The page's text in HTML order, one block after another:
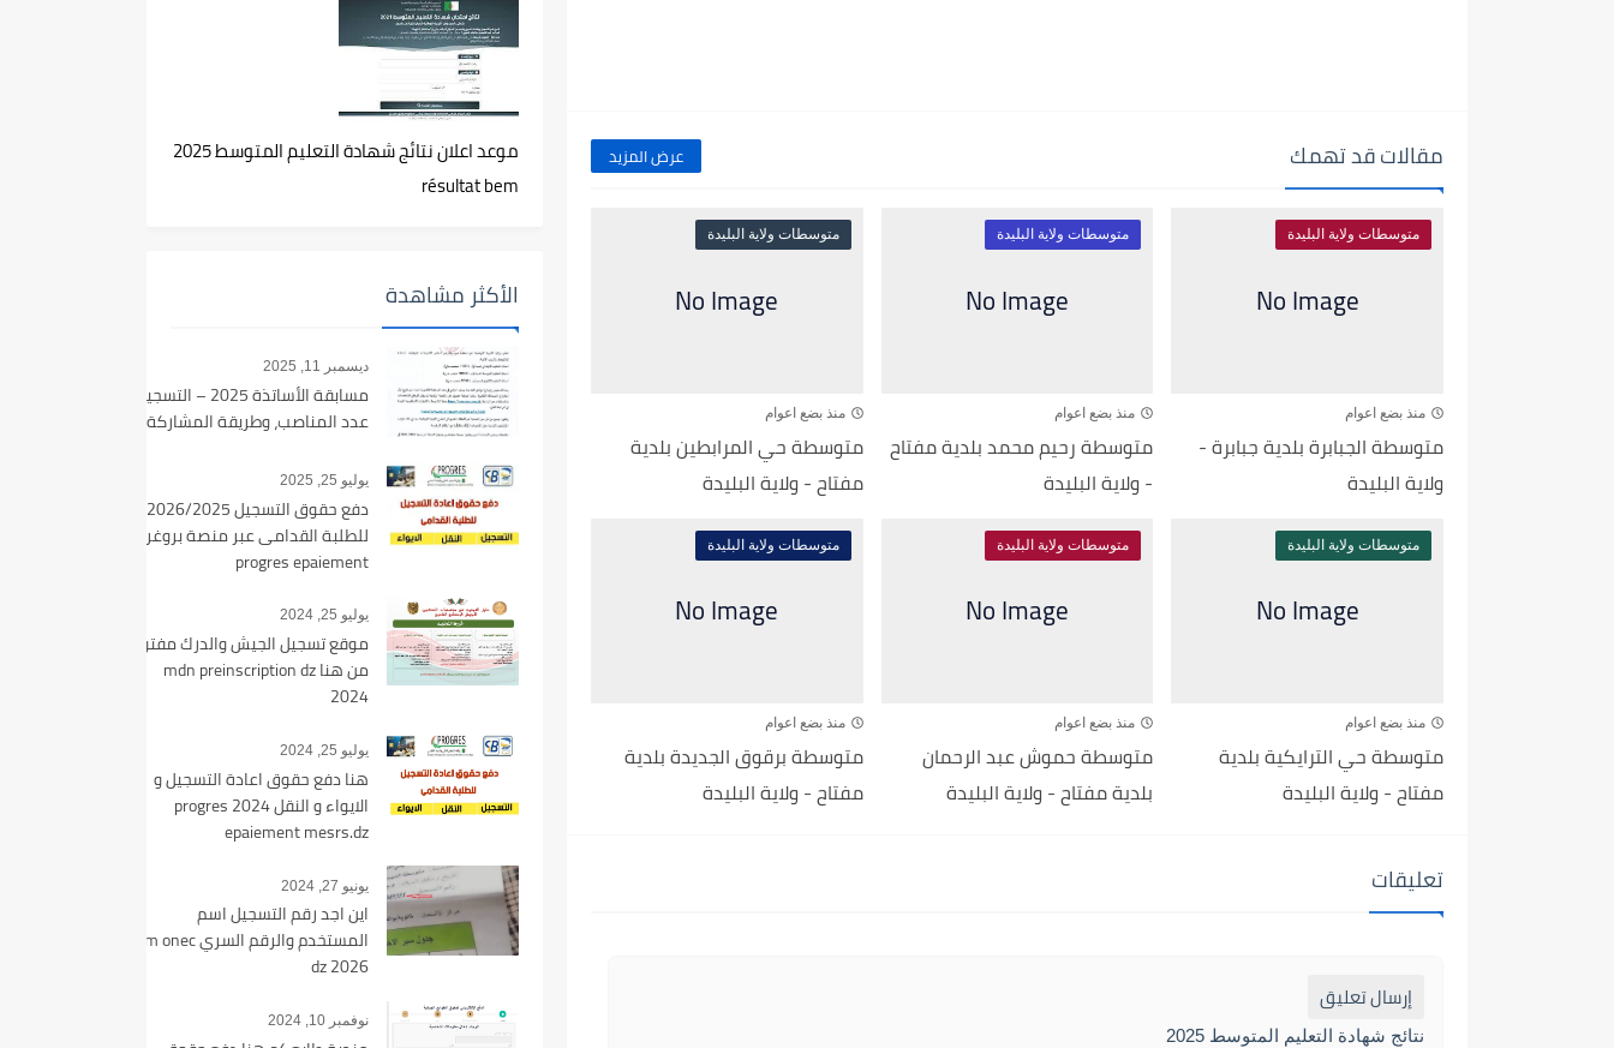
مقالات قد تهمك عرض المزيد
متوسطات ولاية البليدة
منذ بضع اعوام
متوسطة الجبابرة بلدية جبابرة -
ولاية البليدة
متوسطات ولاية البليدة
منذ بضع اعوام
متوسطة رحيم محمد بلدية مفتاح
- ولاية البليدة
متوسطات ولاية البليدة
منذ بضع اعوام
متوسطة حي المرابطين بلدية
مفتاح - ولاية البليدة
متوسطات ولاية البليدة
منذ بضع اعوام
متوسطة حي الترايكية بلدية
مفتاح - ولاية البليدة
متوسطات ولاية البليدة
منذ بضع اعوام
متوسطة حموش عبد الرحمان
بلدية مفتاح - ولاية البليدة
متوسطات ولاية البليدة
منذ بضع اعوام
متوسطة برقوق الجديدة بلدية
مفتاح - ولاية البليدة
تعليقات
إرسال تعليق
نتائج شهادة التعليم المتوسط 2025
موعد اعلان نتائج شهادة التعليم المتوسط 2025
résultat bem
الأكثر مشاهدة
ديسمبر 11, 2025
مسابقة الأساتذة 2025 – التسجيل،
عدد المناصب، وطريقة المشاركة
يوليو 25, 2025
دفع حقوق التسجيل 2026/2025
للطلبة القدامى عبر منصة بروغرس
progres epaiement
يوليو 25, 2024
موقع تسجيل الجيش والدرك مفتوح
من هنا mdn preinscription dz
2024
يوليو 25, 2024
هنا دفع حقوق اعادة التسجيل و
الايواء و النقل 2024 progres
epaiement mesrs.dz
يونيو 27, 2024
اين اجد رقم التسجيل اسم
المستخدم والرقم السري bem onec
dz 2026
نوفمبر 10, 2024